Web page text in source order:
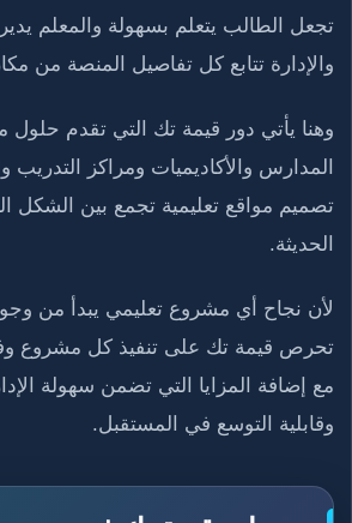
تجعل الطالب يتعلم بسهولة والمعلم
والإدارة تتابع كل تفاصيل المنصة من
وهنا يأتي دور قيمة تك التي تقدم حلول
المدارس والأكاديميات ومراكز
تصميم مواقع تعليمية تجمع بين الشكل
الحديثة.
لأن نجاح أي مشروع تعليمي يبدأ من
تحرص قيمة تك على تنفيذ كل مشروع
مع إضافة المزايا التي تضمن سهولة
وقابلية التوسع في المستقبل.